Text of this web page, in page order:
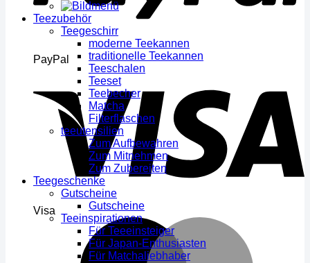
PayPal
Visa
Teezubehör
Teegeschirr
moderne Teekannen
traditionelle Teekannen
Teeschalen
Teeset
Teebecher
Matcha
Filterflaschen
teeutensilien
Zum Aufbewahren
Zum Mitnehmen
Zum Zubereiten
Teegeschenke
Gutscheine
Gutscheine
Teeinspirationen
Für Teeeinsteiger
Für Japan-Enthusiasten
Für Matchaliebhaber